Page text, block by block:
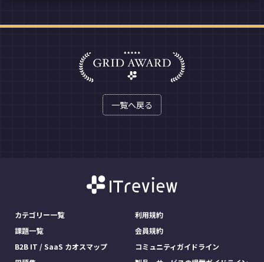
一覧へ戻る
カテゴリー一覧
課題一覧
B2B IT / SaaS カオスマップ
利用規約
会員規約
コミュニティガイドライン